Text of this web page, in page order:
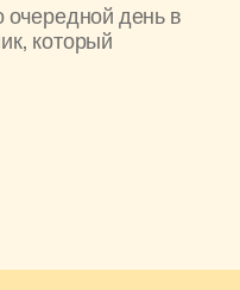
день в
который